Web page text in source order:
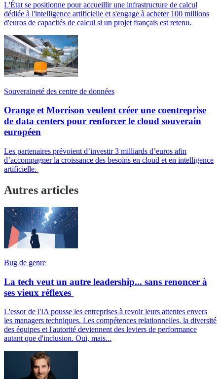
L'État se positionne pour accueillir une infrastructure de calcul
dédiée à l'intelligence artificielle et s'engage à acheter 100 millions
d'euros de capacités de calcul si un projet français est retenu.
Souveraineté des centre de données
Orange et Morrison veulent créer une coentreprise
de data centers pour renforcer le cloud souverain
européen
Les partenaires prévoient d’investir 3 milliards d’euros afin
d’accompagner la croissance des besoins en cloud et en intelligence
artificielle.
Autres articles
Bug de genre
La tech veut un autre leadership... sans renoncer à
ses vieux réflexes
L'essor de l'IA pousse les entreprises à revoir leurs attentes envers
les managers techniques. Les compétences relationnelles, la diversité
des équipes et l'autorité deviennent des leviers de performance
autant que d'inclusion. Oui, mais...